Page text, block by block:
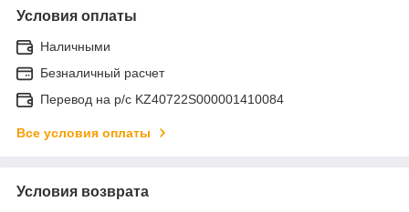
Условия оплаты
Наличными
Безналичный расчет
Перевод на р/с KZ40722S000001410084
Все условия оплаты
Условия возврата